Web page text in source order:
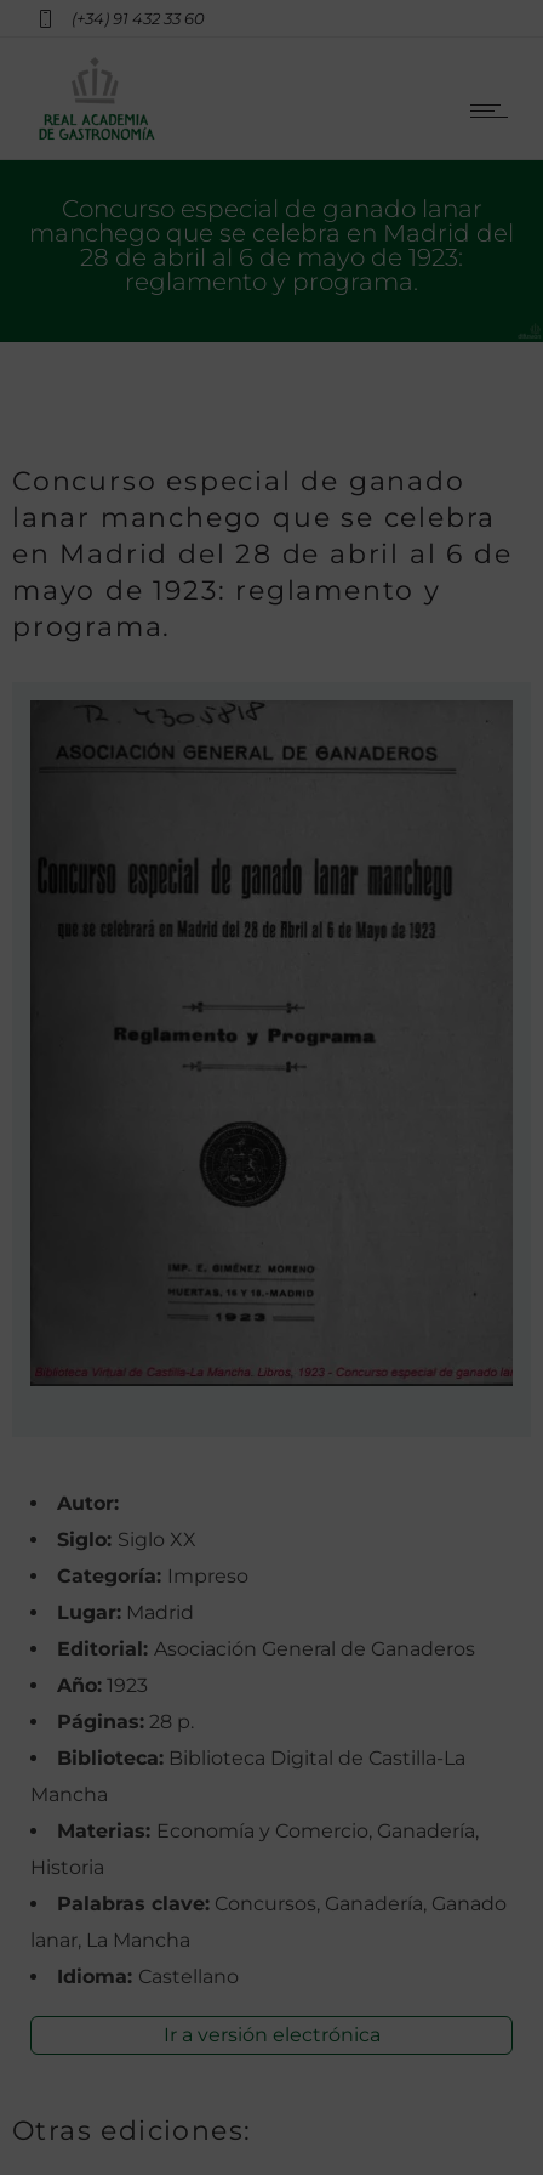
(+34) 91 432 33 60
Concurso especial de ganado lanar
manchego que se celebra en Madrid del
28 de abril al 6 de mayo de 1923:
reglamento y programa.
Concurso especial de ganado
lanar manchego que se celebra
en Madrid del 28 de abril al 6 de
mayo de 1923: reglamento y
programa.
Autor:
Siglo: Siglo XX
Categoría: Impreso
Lugar: Madrid
Editorial: Asociación General de Ganaderos
Año: 1923
Páginas: 28 p.
Biblioteca: Biblioteca Digital de Castilla-La
Mancha
Materias: Economía y Comercio, Ganadería,
Historia
Palabras clave: Concursos, Ganadería, Ganado
lanar, La Mancha
Idioma: Castellano
Ir a versión electrónica
Otras ediciones: